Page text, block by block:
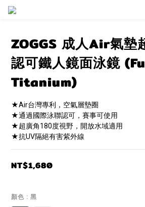
ZOGGS 成人Air氣墊
認可鐵人鏡面泳鏡
Titanium)
★Air台灣專利，空氣層墊圈
★通過國際泳聯認可，賽事可使用
★超廣角180度視野，開放水域適用
★抗UV隔絕有害紫外線
NT$1,680
顏色 : 黑